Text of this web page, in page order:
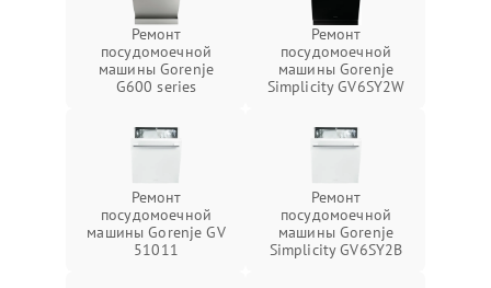
Ремонт
посудомоечной
машины Gorenje
G600 series
Ремонт
посудомоечной
машины Gorenje
Simplicity GV6SY2W
Ремонт
посудомоечной
машины Gorenje GV
51011
Ремонт
посудомоечной
машины Gorenje
Simplicity GV6SY2B